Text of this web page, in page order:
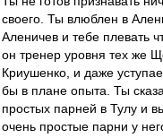
своего. Ты влюблен в
Аленичев и тебе плевать
он тренер уровня тех же
Криушенко, и даже
бы в плане опыта. Ты
простых парней в Тулу и
очень простые парни у